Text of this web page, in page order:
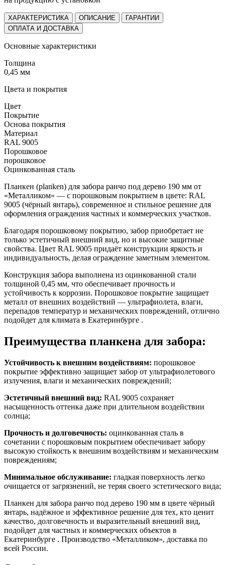
ХАРАКТЕРИСТИКА ОПИСАНИЕ
ГАРАНТИИ
ОПЛАТА И ДОСТАВКА
Основные характеристики
Толщина
0,45 мм
Цвета и покрытия
Цвет
Покрытие
Основа покрытия
Материал
RAL 9005
Порошковое
порошковое
Оцинкованная сталь
Планкен (planken) для забора ранчо под дерево 190 мм от
«Металликом» — с порошковым покрытием в цвете: RAL
9005 (чёрный янтарь), современное и стильное решение для
оформления ограждения частных и коммерческих участков.
Благодаря порошковому покрытию, забор приобретает не
только эстетичный внешний вид, но и высокие защитные
свойства. Цвет RAL 9005 придаёт конструкции яркость и
индивидуальность, делая ограждение заметным элементом.
Конструкция забора выполнена из оцинкованной стали
толщиной 0,45 мм, что обеспечивает прочность и
устойчивость к коррозии. Порошковое покрытие защищает
металл от внешних воздействий — ультрафиолета, влаги,
перепадов температур и механических повреждений, отлично
подойдет для климата в Екатеринбурге .
Преимущества планкена для забора:
Устойчивость к внешним воздействиям: порошковое
покрытие эффективно защищает забор от ультрафиолетового
излучения, влаги и механических повреждений;
Эстетичный внешний вид: RAL 9005 сохраняет
насыщенность оттенка даже при длительном воздействии
солнца;
Прочность и долговечность: оцинкованная сталь в
сочетании с порошковым покрытием обеспечивает забору
высокую стойкость к внешним воздействиям и механическим
повреждениям;
Минимальное обслуживание: гладкая поверхность легко
очищается от загрязнений, не теряя своего эстетического вида;
Планкен для забора ранчо под дерево 190 мм в цвете чёрный
янтарь, надёжное и эффективное решение для тех, кто ценит
качество, долговечность и выразительный внешний вид,
подойдет для частных и коммерческих объектов в
Екатеринбурге . Производство «Металликом», доставка по
всей России.